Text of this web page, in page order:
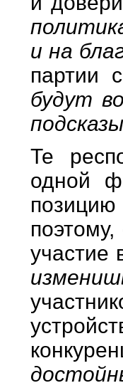
и на
партии
будут
Те
одной
участие